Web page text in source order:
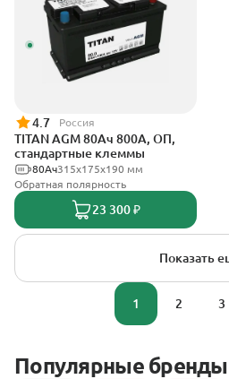
4.7 Россия
TITAN AGM 80Ач 800А, ОП,
стандартные клеммы
315x175x190 мм
80Ач
Обратная полярность
23 300 ₽
Показать
1 2 3
Популярные бренды